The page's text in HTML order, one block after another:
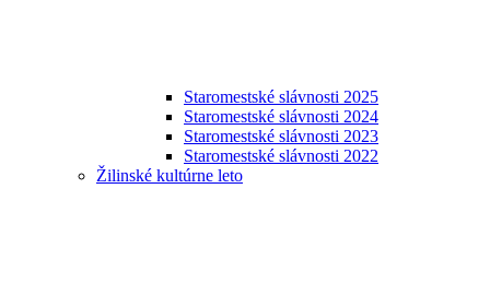
Staromestské slávnosti 2025
Staromestské slávnosti 2024
Staromestské slávnosti 2023
Staromestské slávnosti 2022
Žilinské kultúrne leto